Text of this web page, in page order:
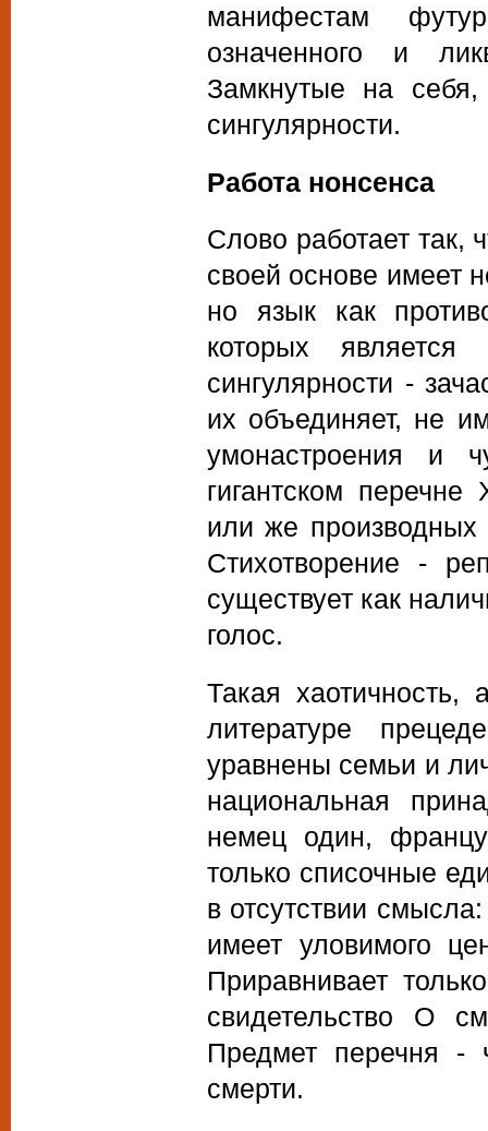
манифестам
означенного и
Замкнутые на
сингулярности.
Работа нонсенса
Слово работает так,
своей основе имеет
но язык как
которых
сингулярности -
их объединяет, не
умонастроения и
гигантском
или же производных
Стихотворение -
существует как
голос.
Такая хаотичность,
литературе
уравнены семьи и
национальная
немец один,
только списочные
в отсутствии
имеет уловимого
Приравнивает
свидетельство О
Предмет перечня -
смерти.